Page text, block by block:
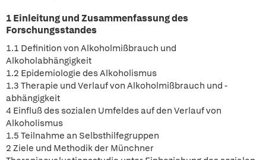
1 Einleitung und Zusammenfassung des
Forschungsstandes
1.1 Definition von Alkoholmißbrauch und
Alkoholabhängigkeit
1.2 Epidemiologie des Alkoholismus
1.3 Therapie und Verlauf von Alkoholmißbrauch und -
abhängigkeit
4 Einfluß des sozialen Umfeldes auf den Verlauf von
Alkoholismus
1.5 Teilnahme an Selbsthilfegruppen
2 Ziele und Methodik der Münchner